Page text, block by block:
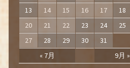
« 7月 9月 »
13
14 15 16 17 18
20
21 22 23 24 25
27
28 29 30 31